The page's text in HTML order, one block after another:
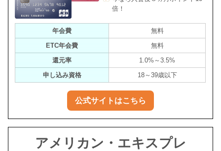
倍！
年会費
無料
ETC年会費
無料
還元率
1.0%～3.5%
申し込み資格
18～39歳以下
公式サイトはこちら
アメリカン・エキスプレ